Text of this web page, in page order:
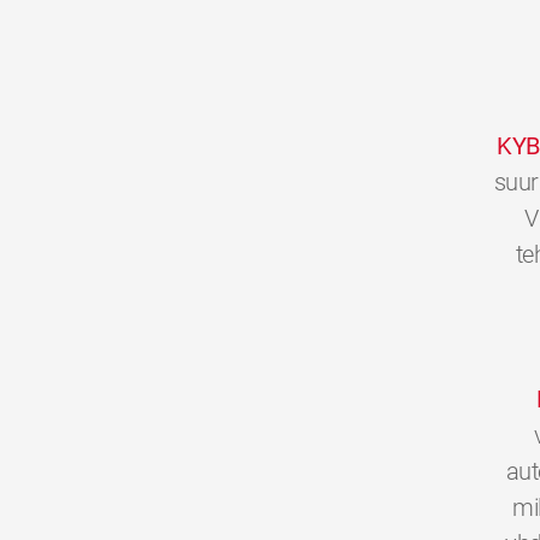
KYB